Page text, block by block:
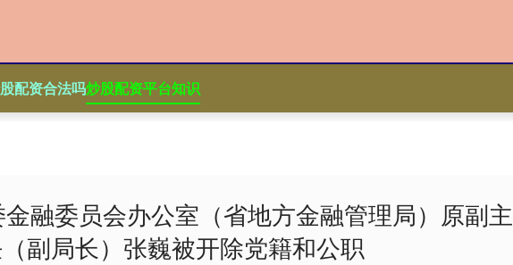
配资合法吗炒股配资平台知识
融委员会办公室（省地方金融管理局）原副主
副局长）张巍被开除党籍和公职